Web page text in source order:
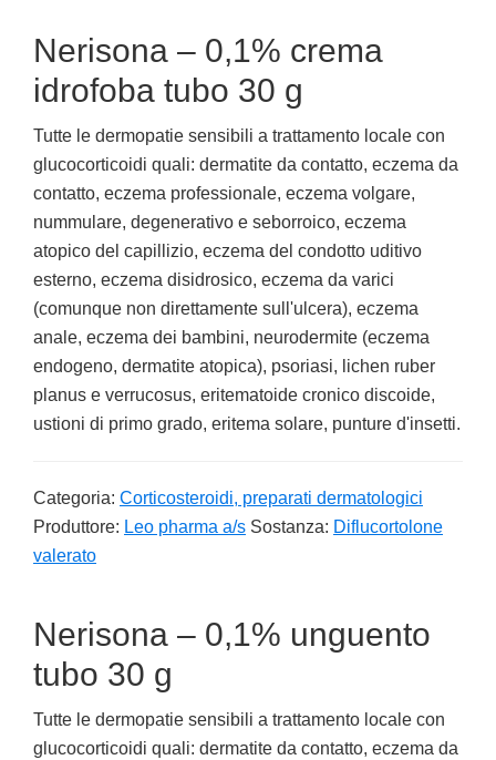
Nerisona – 0,1% crema
idrofoba tubo 30 g
Tutte le dermopatie sensibili a trattamento locale con
glucocorticoidi quali: dermatite da contatto, eczema da
contatto, eczema professionale, eczema volgare,
nummulare, degenerativo e seborroico, eczema
atopico del capillizio, eczema del condotto uditivo
esterno, eczema disidrosico, eczema da varici
(comunque non direttamente sull'ulcera), eczema
anale, eczema dei bambini, neurodermite (eczema
endogeno, dermatite atopica), psoriasi, lichen ruber
planus e verrucosus, eritematoide cronico discoide,
ustioni di primo grado, eritema solare, punture d'insetti.
Categoria: Corticosteroidi, preparati dermatologici
Produttore: Leo pharma a/s Sostanza: Diflucortolone
valerato
Nerisona – 0,1% unguento
tubo 30 g
Tutte le dermopatie sensibili a trattamento locale con
glucocorticoidi quali: dermatite da contatto, eczema da